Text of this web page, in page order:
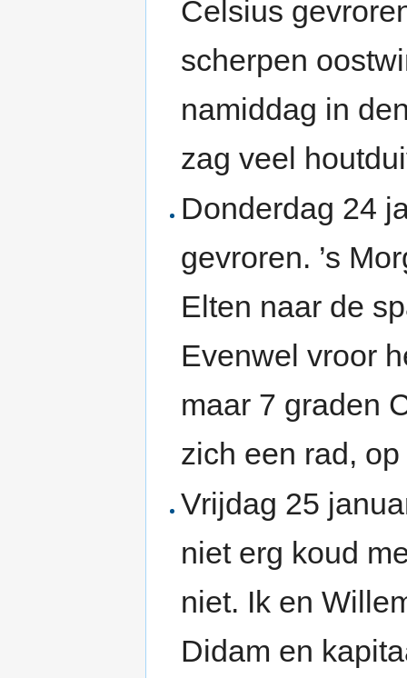
Celsius
scherpen
namiddag in
zag veel
Donderdag 24
gevroren. ’s
Elten naar de
Evenwel vroor
maar 7 graden
zich een rad,
Vrijdag 25
niet erg koud
niet. Ik en
Didam en